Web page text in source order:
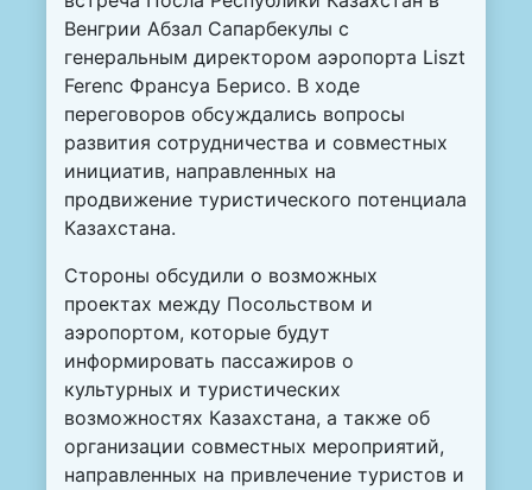
Венгрии Абзал Сапарбекулы с
генеральным директором аэропорта Liszt
Ferenc Франсуа Берисо. В ходе
переговоров обсуждались вопросы
развития сотрудничества и совместных
инициатив, направленных на
продвижение туристического потенциала
Казахстана.
Стороны обсудили о возможных
проектах между Посольством и
аэропортом, которые будут
информировать пассажиров о
культурных и туристических
возможностях Казахстана, а также об
организации совместных мероприятий,
направленных на привлечение туристов и